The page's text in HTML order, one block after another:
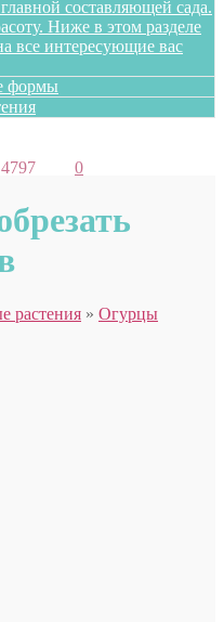
составляющей сада.
Ниже в этом разделе
все интересующие вас
формы
4797 0
растения » Огурцы